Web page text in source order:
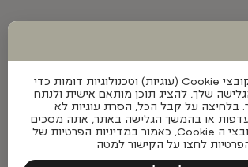
אנו משתמשים בקובצי Cookie (עוגיות) וטכנולוגיות דומות כדי
שלך, להציג תוכן מותאם אישית ולנתח
בלחיצה על קבל הכל, הסרת עוגיות לא
או בהמשך הגלישה באתר, אתה מסכים
לשימוש שלנו בקובצי ה Cookie, כאמור במדיניות הפרטיות של
לחצו על הקישור למטה